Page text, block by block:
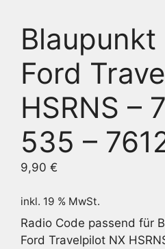
Ford
HSRNS –
535 –
9,90 €
inkl. 19 % MwSt.
Radio Code passend für
Ford Travelpilot NX